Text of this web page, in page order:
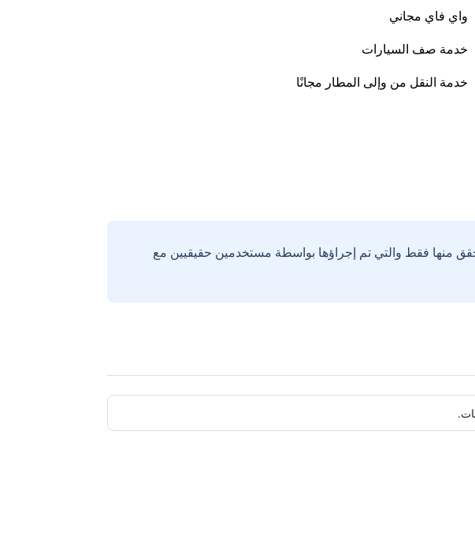
واي فاي مجاني
خدمة صف السيارات
خدمة النقل من وإلى المطار مجانًا
منها فقط والتي تم إجراؤها بواسطة مستخدمين حقيقيين مع